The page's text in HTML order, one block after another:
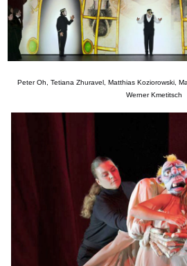
Peter Oh, Tetiana Zhuravel, Matthias Koziorowski,
Werner Kmetitsch